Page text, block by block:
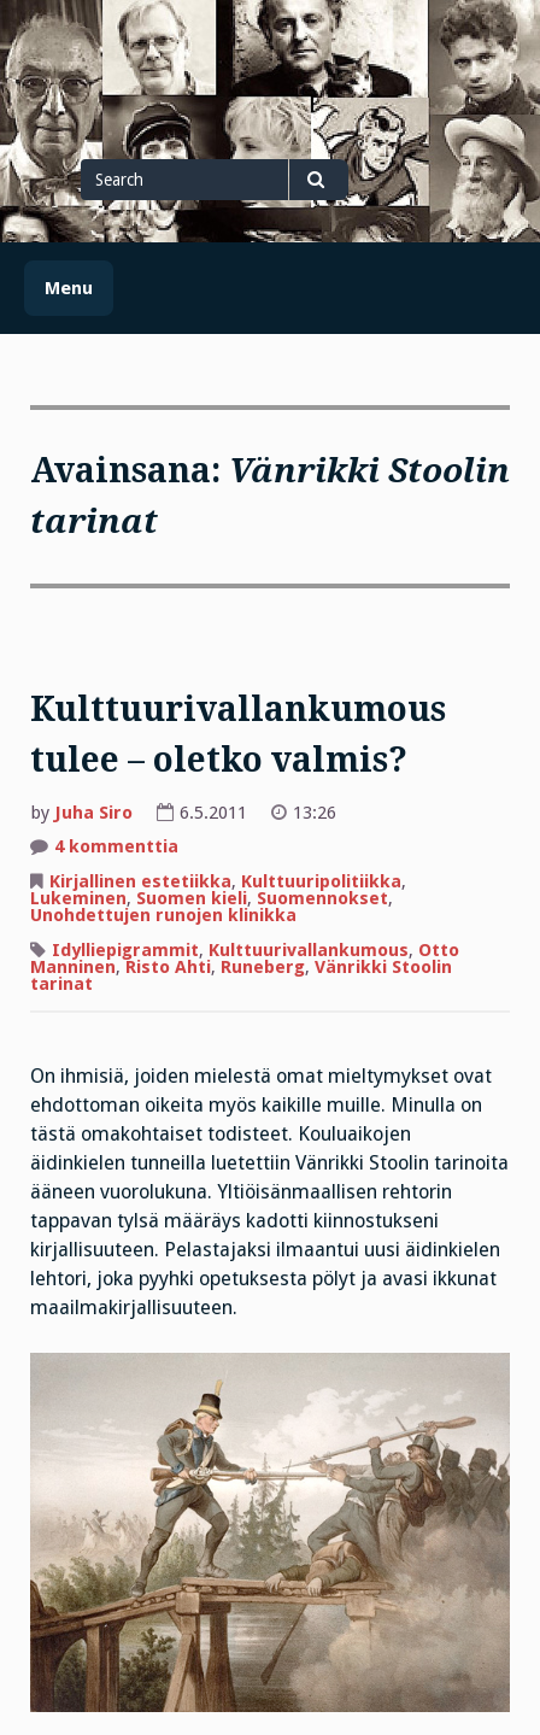
Skip
to
content
Search
for
Search
Menu
Avainsana: Vänrikki Stoolin
tarinat
Kulttuurivallankumous
tulee – oletko valmis?
by Juha Siro 6.5.2011
13:26
4 kommenttia
tulee
–
oletko
valmis?
Kirjallinen estetiikka, Kulttuuripolitiikka,
Lukeminen, Suomen kieli, Suomennokset,
Unohdettujen runojen klinikka
Idylliepigrammit, Kulttuurivallankumous, Otto
Manninen,Risto Ahti, Runeberg, Vänrikki Stoolin
tarinat
On ihmisiä, joiden mielestä omat mieltymykset ovat
ehdottoman oikeita myös kaikille muille. Minulla on
tästä omakohtaiset todisteet. Kouluaikojen
äidinkielen tunneilla luetettiin Vänrikki Stoolin tarinoita
ääneen vuorolukuna. Yltiöisänmaallisen rehtorin
tappavan tylsä määräys kadotti kiinnostukseni
kirjallisuuteen. Pelastajaksi ilmaantui uusi äidinkielen
lehtori, joka pyyhki opetuksesta pölyt ja avasi ikkunat
maailmakirjallisuuteen.